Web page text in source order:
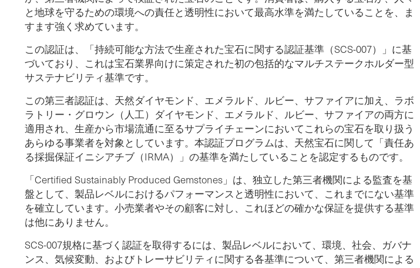
と地球を守るための環境への責任と透明性において最高水準を満たしていることを、ま
すます強く求めています。
この認証は、「持続可能な方法で生産された宝石に関する認証基準（SCS-007）」に基
づいており、これは宝石業界向けに策定された初の包括的なマルチステークホルダー型
サステナビリティ基準です。
この第三者認証は、天然ダイヤモンド、エメラルド、ルビー、サファイアに加え、ラボ
ラトリー・グロウン（人工）ダイヤモンド、エメラルド、ルビー、サファイアの両方に
適用され、生産から市場流通に至るサプライチェーンにおいてこれらの宝石を取り扱う
あらゆる事業者を対象としています。本認証プログラムは、天然宝石に関して「責任あ
る採掘保証イニシアチブ（IRMA）」の基準を満たしていることを認定するものです。
「Certified Sustainably Produced Gemstones」は、独立した第三者機関による監査を基
盤として、製品レベルにおけるパフォーマンスと透明性において、これまでにない基準
を確立しています。小売業者やその顧客に対し、これほどの確かな保証を提供する基準
は他にありません。
SCS-007規格に基づく認証を取得するには、製品レベルにおいて、環境、社会、ガバナ
ンス、気候変動、およびトレーサビリティに関する各基準について、第三者機関による